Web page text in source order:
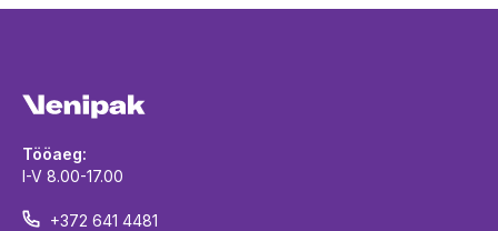
Tööaeg:
I-V 8.00-17.00
+372 641 4481